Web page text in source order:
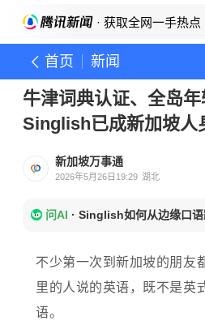
· 获取全网一手热点
首页 新闻
牛津词典认证、全岛
Singlish已成新加坡人
新加坡万事通
2026年5月26日19:29 湖北
问AI · Singlish如何从边缘口语
不少第一次到新加坡的朋友
里的人说的英语，既不是英
语。